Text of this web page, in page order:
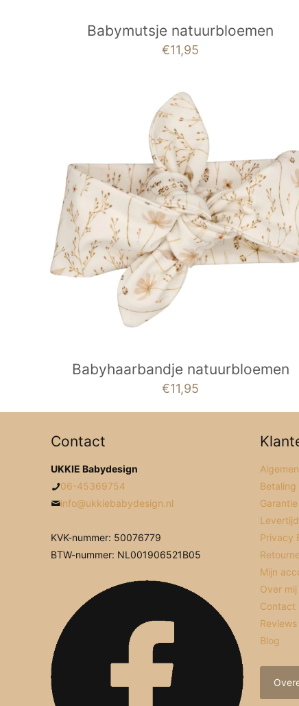
Babymutsje natuurbloemen
€11,95
Babyhaarbandje natuurbloemen
€11,95
Contact
UKKIE Babydesign
06-45369754
info@ukkiebabydesign.nl
KVK-nummer: 50076779
BTW-nummer: NL001906521B05
Betaling
Privacy
Mijn
Over mij
Contact
Reviews
Blog